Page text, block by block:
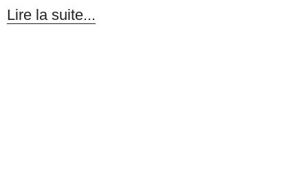
Lire la suite...